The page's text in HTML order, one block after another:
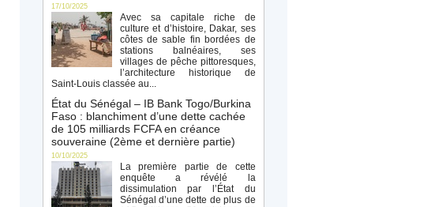
17/10/2025
Avec sa capitale riche de
culture et d’histoire, Dakar, ses
côtes de sable fin bordées de
stations balnéaires, ses
villages de pêche pittoresques,
l’architecture historique de
Saint-Louis classée au...
État du Sénégal – IB Bank Togo/Burkina
Faso : blanchiment d’une dette cachée
de 105 milliards FCFA en créance
souveraine (2ème et dernière partie)
10/10/2025
La première partie de cette
enquête a révélé la
dissimulation par l’État du
Sénégal d’une dette de plus de